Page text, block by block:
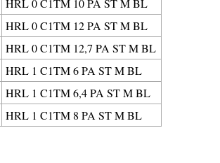
HRL 0 C1TM 10 PA ST M BL
HRL 0 C1TM 12 PA ST M BL
HRL 0 C1TM 12,7 PA ST M BL
HRL 1 C1TM 6 PA ST M BL
HRL 1 C1TM 6,4 PA ST M BL
HRL 1 C1TM 8 PA ST M BL